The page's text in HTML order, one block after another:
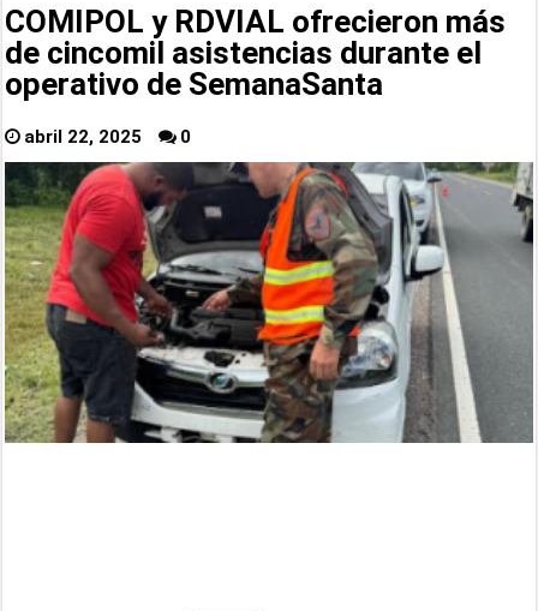
COMIPOL y RDVIAL ofrecieron más
de cincomil asistencias durante el
operativo de SemanaSanta
abril 22, 2025 0